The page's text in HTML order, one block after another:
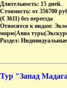
Длительность: 15 дней.
Стоимость: от 356700
(€ 3611) без переезда
Относится к видам:
морю|Авиа
Раздел:
Тур "Запад